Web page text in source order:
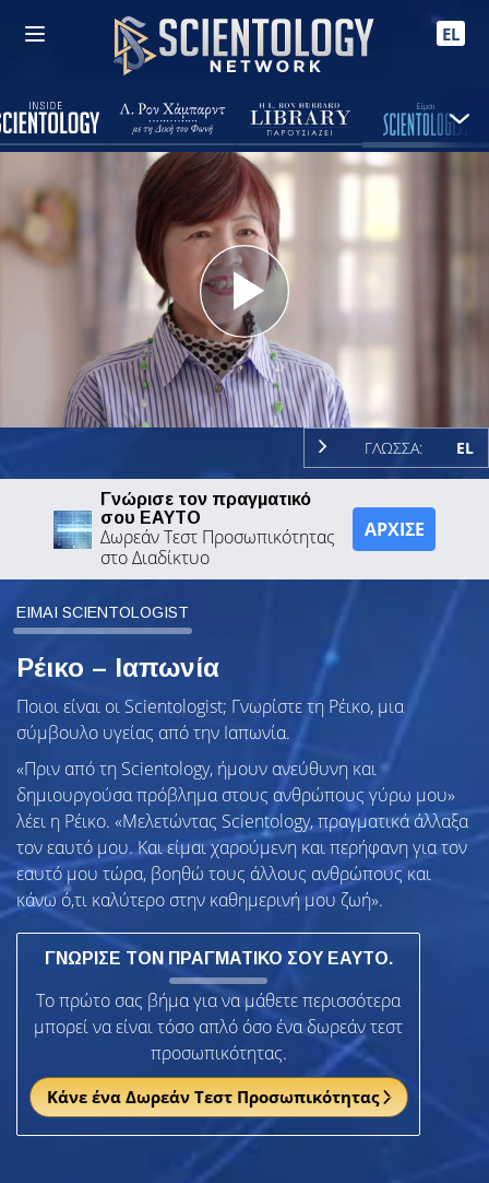
EL
Play
Video
ΓΛΩΣΣΑ: EL
Γνώρισε τον πραγματικό
σου ΕΑΥΤΟ
Δωρεάν Τεστ Προσωπικότητας
στο Διαδίκτυο
ΑΡΧΙΣΕ
ΕΙΜΑΙ SCIENTOLOGIST
Ρέικο – Ιαπωνία
Ποιοι είναι οι Scientologist; Γνωρίστε τη Ρέικο, μια
σύμβουλο υγείας από την Ιαπωνία.
«Πριν από τη Scientology, ήμουν ανεύθυνη και
δημιουργούσα πρόβλημα στους ανθρώπους γύρω μου»
λέει η Ρέικο. «Μελετώντας Scientology, πραγματικά άλλαξα
τον εαυτό μου. Και είμαι χαρούμενη και περήφανη για τον
εαυτό μου τώρα, βοηθώ τους άλλους ανθρώπους και
κάνω ό,τι καλύτερο στην καθημερινή μου ζωή».
ΓΝΩΡΙΣΕ ΤΟΝ ΠΡΑΓΜΑΤΙΚΟ ΣΟΥ ΕΑΥΤΟ.
Το πρώτο σας βήμα για να μάθετε περισσότερα
μπορεί να είναι τόσο απλό όσο ένα δωρεάν τεστ
προσωπικότητας.
Κάνε ένα Δωρεάν Τεστ Προσωπικότητας